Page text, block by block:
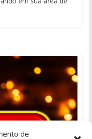
de